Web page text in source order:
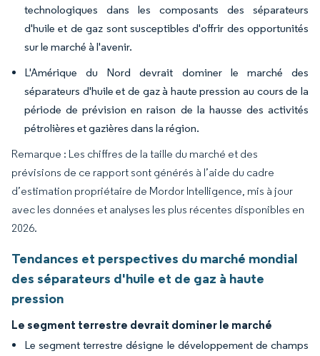
technologiques dans les composants des séparateurs
d'huile et de gaz sont susceptibles d'offrir des opportunités
sur le marché à l'avenir.
L'Amérique du Nord devrait dominer le marché des
séparateurs d'huile et de gaz à haute pression au cours de la
période de prévision en raison de la hausse des activités
pétrolières et gazières dans la région.
Remarque : Les chiffres de la taille du marché et des
prévisions de ce rapport sont générés à l’aide du cadre
d’estimation propriétaire de Mordor Intelligence, mis à jour
avec les données et analyses les plus récentes disponibles en
2026.
Tendances et perspectives du marché mondial
des séparateurs d'huile et de gaz à haute
pression
Le segment terrestre devrait dominer le marché
Le segment terrestre désigne le développement de champs